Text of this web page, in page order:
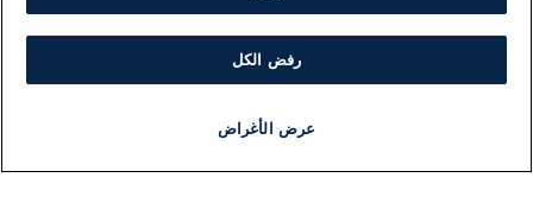
رفض الكل
عرض الأغراض